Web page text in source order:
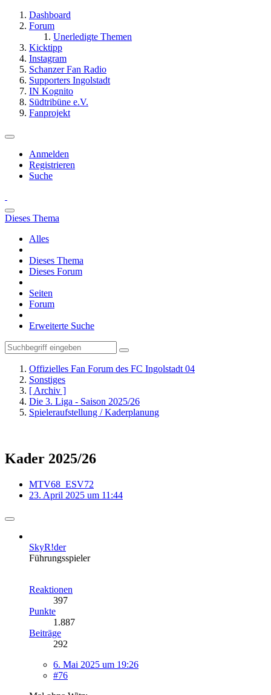
Dashboard
Forum
Unerledigte Themen
Kicktipp
Instagram
Schanzer Fan Radio
Supporters Ingolstadt
IN Kognito
Südtribüne e.V.
Fanprojekt
Anmelden
Registrieren
Suche
Dieses Thema
Alles
Dieses Thema
Dieses Forum
Seiten
Forum
Erweiterte Suche
Offizielles Fan Forum des FC Ingolstadt 04
Sonstiges
[ Archiv ]
Die 3. Liga - Saison 2025/26
Spieleraufstellung / Kaderplanung
Kader 2025/26
MTV68_ESV72
23. April 2025 um 11:44
SkyR!der
Führungsspieler
Reaktionen
397
Punkte
1.887
Beiträge
292
6. Mai 2025 um 19:26
#76